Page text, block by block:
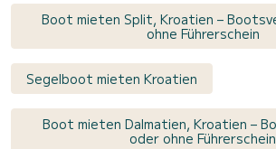
Boot mieten Split, Kroatien –
ohne Führerschein
Segelboot mieten Kroatien
Boot mieten Dalmatien, Kroatien –
oder ohne Führerschein